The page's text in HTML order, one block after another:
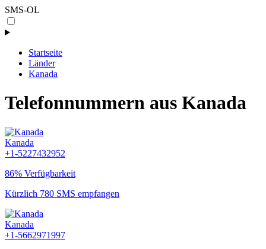
SMS-OL
Startseite
Länder
Kanada
Telefonnummern aus Kanada
Kanada
+1-5227432952
86% Verfügbarkeit
Kürzlich 780 SMS empfangen
Kanada
+1-5662971997